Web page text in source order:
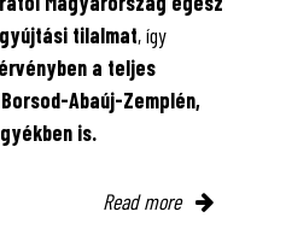
tilalmat, így
a teljes
Abaúj-Zemplén,
is.
Read more